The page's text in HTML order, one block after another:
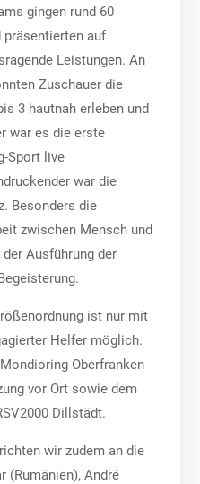
gingen rund 60
präsentierten auf
Leistungen. An
Zuschauer die
3 hautnah erleben und
war es die erste
Sport live
war die
Besonders die
zwischen Mensch und
Ausführung der
ist nur mit
Helfer möglich.
Oberfranken
vor Ort sowie dem
Dillstädt.
wir zudem an die
(Rumänien), André